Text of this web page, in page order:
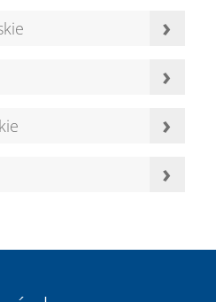
›
›
›
›